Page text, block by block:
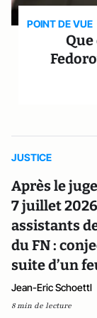
POINT DE VUE
Que
JUSTICE
Après le
7 juillet
assistants
du FN :
suite d’un
Jean-Eric Schoettl
8 min de lecture